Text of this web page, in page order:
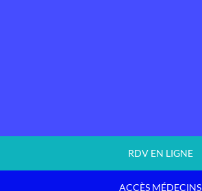
RDV EN LIGNE
ACCÈS MÉDECINS